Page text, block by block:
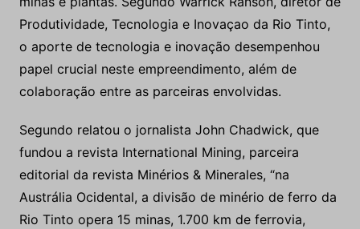
Produtividade, Tecnologia e Inovaçao da Rio Tinto,
o aporte de tecnologia e inovação desempenhou
papel crucial neste empreendimento, além de
colaboração entre as parceiras envolvidas.
Segundo relatou o jornalista John Chadwick, que
fundou a revista International Mining, parceira
editorial da revista Minérios & Minerales, “na
Austrália Ocidental, a divisão de minério de ferro da
Rio Tinto opera 15 minas, 1.700 km de ferrovia,